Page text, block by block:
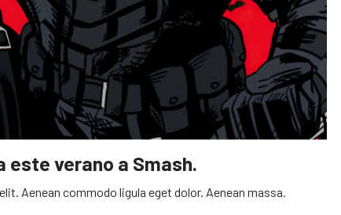
este verano a Smash.
Aenean commodo ligula eget dolor. Aenean massa.